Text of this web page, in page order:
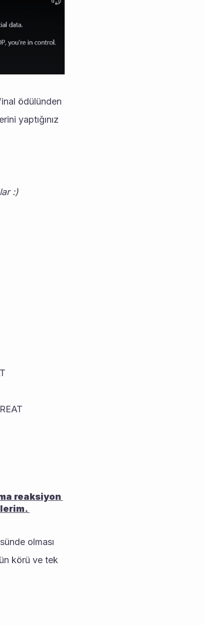
ödülünden
yaptığınız
:)
reaksiyon
olması
körü ve tek